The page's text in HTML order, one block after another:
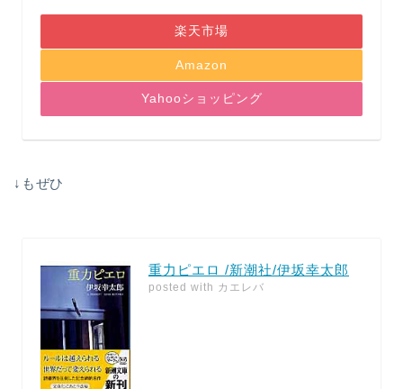
楽天市場
Amazon
Yahooショッピング
↓もぜひ
重力ピエロ /新潮社/伊坂幸太郎
posted with カエレバ